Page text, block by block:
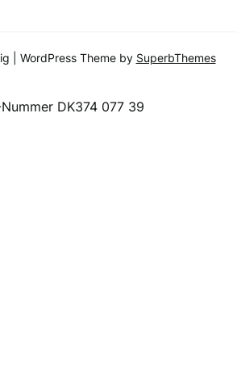
| WordPress Theme by SuperbThemes
DK374 077 39